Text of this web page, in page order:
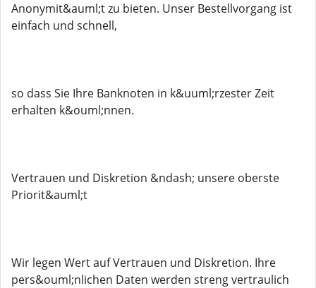
Anonymit&auml;t zu bieten. Unser Bestellvorgang ist
einfach und schnell,
so dass Sie Ihre Banknoten in k&uuml;rzester Zeit
erhalten k&ouml;nnen.
Vertrauen und Diskretion &ndash; unsere oberste
Priorit&auml;t
Wir legen Wert auf Vertrauen und Diskretion. Ihre
pers&ouml;nlichen Daten werden streng vertraulich